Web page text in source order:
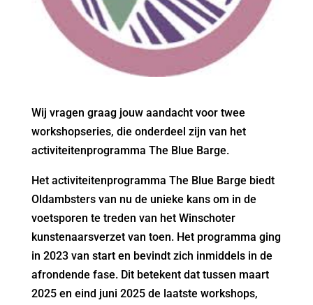
Wij vragen graag jouw aandacht voor twee
workshopseries, die onderdeel zijn van het
activiteitenprogramma The Blue Barge.
Het activiteitenprogramma The Blue Barge biedt
Oldambsters van nu de unieke kans om in de
voetsporen te treden van het Winschoter
kunstenaarsverzet van toen. Het programma ging
in 2023 van start en bevindt zich inmiddels in de
afrondende fase. Dit betekent dat tussen maart
2025 en eind juni 2025 de laatste workshops,